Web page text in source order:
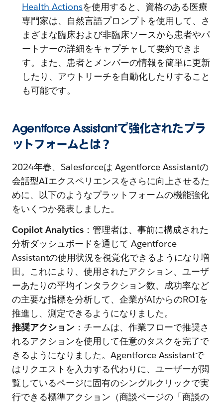
Health Actionsを使用すると、資格のある医療
専門家は、自然言語プロンプトを使用して、さ
まざまな臨床および非臨床ソースから患者やパ
ートナーの詳細をキャプチャして要約できま
す。また、患者とメンバーの情報を簡単に更新
したり、アウトリーチを自動化したりすること
も可能です。
Agentforce Assistantで強化されたプラ
ットフォームとは？
2024年春、Salesforceは Agentforce Assistantの
会話型AIエクスペリエンスをさらに向上させるた
めに、以下のようなプラットフォームの機能強化
をいくつか発表しました。
Copilot Analytics：管理者は、事前に構成された
分析ダッシュボードを通じて Agentforce
Assistantの使用状況を視覚化できるようになり増
田。これにより、使用されたアクション、ユーザ
ーあたりの平均インタラクション数、成功率など
の主要な指標を分析して、企業がAIからのROIを
推進し、測定できるようになりました。
推奨アクション：チームは、作業フローで推奨さ
れるアクションを使用して任意のタスクを完了で
きるようになりました。Agentforce Assistantで
はリクエストを入力する代わりに、ユーザーが閲
覧しているページに固有のシングルクリックで実
行できる標準アクション（商談ページの「商談の